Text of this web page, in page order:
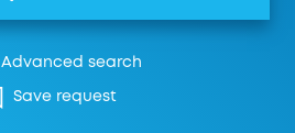
Advanced search
Save request